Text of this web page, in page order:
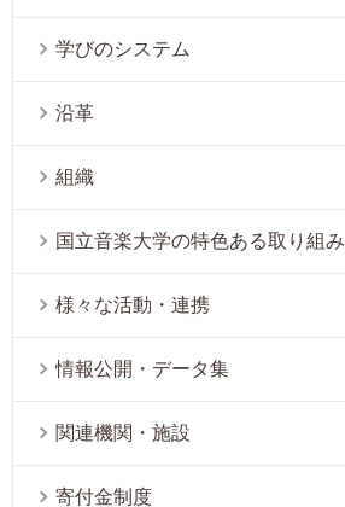
学びのシステム
沿革
組織
国立音楽大学の特色ある取り組み
様々な活動・連携
情報公開・データ集
関連機関・施設
寄付金制度